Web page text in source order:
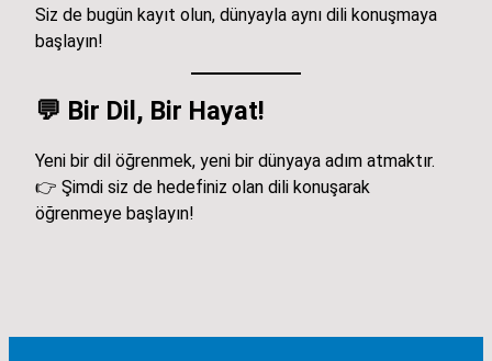
Siz de bugün kayıt olun, dünyayla aynı dili konuşmaya
başlayın!
💬 Bir Dil, Bir Hayat!
Yeni bir dil öğrenmek, yeni bir dünyaya adım atmaktır.
👉 Şimdi siz de hedefiniz olan dili konuşarak
öğrenmeye başlayın!